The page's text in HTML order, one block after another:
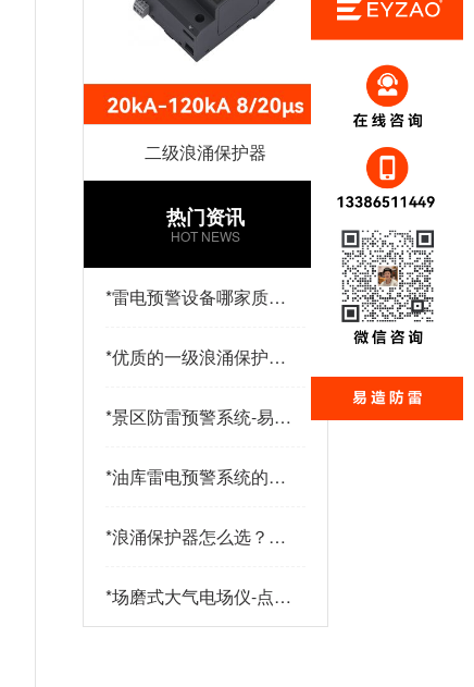
二级浪涌保护器
热门资讯
HOT NEWS
*雷电预警设备哪家质量
*优质的一级浪涌保护器
防雷
*景区防雷预警系统-易造
*油库雷电预警系统的传
看-易造
*浪涌保护器怎么选？三
策略助您精准选型-易造
*场磨式大气电场仪-点击
了解更多-易造